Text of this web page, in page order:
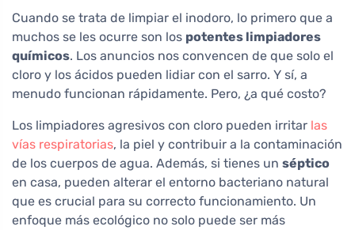
Cuando se trata de limpiar el inodoro, lo primero que a
muchos se les ocurre son los potentes limpiadores
químicos. Los anuncios nos convencen de que solo el
cloro y los ácidos pueden lidiar con el sarro. Y sí, a
menudo funcionan rápidamente. Pero, ¿a qué costo?
Los limpiadores agresivos con cloro pueden irritar las
vías respiratorias, la piel y contribuir a la contaminación
de los cuerpos de agua. Además, si tienes un séptico
en casa, pueden alterar el entorno bacteriano natural
que es crucial para su correcto funcionamiento. Un
enfoque más ecológico no solo puede ser más